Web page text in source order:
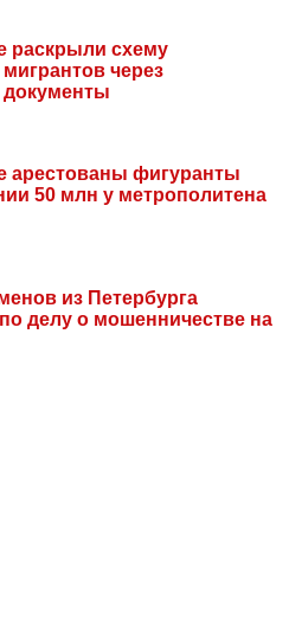
раскрыли схему
через
арестованы фигуранты
50 млн у метрополитена
из Петербурга
делу о мошенничестве на